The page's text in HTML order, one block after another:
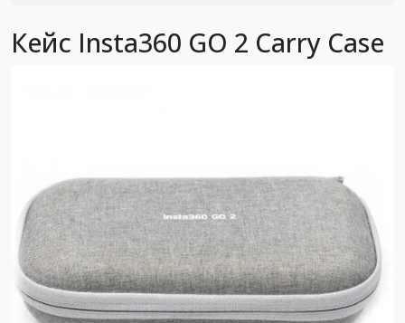
Кейс Insta360 GO 2 Carry Case